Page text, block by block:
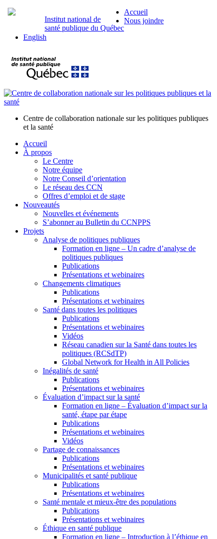
Institut national de
santé publique du Québec
Accueil
Nous joindre
English
Centre de collaboration nationale sur les politiques publiques
et la santé
Accueil
À propos
Le Centre
Notre équipe
Notre Conseil d’orientation
Le réseau des CCN
Offres d’emploi et de stage
Nouveautés
Nouvelles et événements
S’abonner au Bulletin du CCNPPS
Projets
Analyse de politiques publiques
Formation en ligne – Un cadre d’analyse de
politiques publiques
Publications
Présentations et webinaires
Changements climatiques
Publications
Présentations et webinaires
Santé dans toutes les politiques
Publications
Présentations et webinaires
Vidéos
Réseau canadien sur la Santé dans toutes les
politiques (RCSdTP)
Global Network for Health in All Policies
Inégalités de santé
Publications
Présentations et webinaires
Évaluation d’impact sur la santé
Formation en ligne – Évaluation d’impact sur la
santé, étape par étape
Publications
Présentations et webinaires
Vidéos
Partage de connaissances
Publications
Présentations et webinaires
Municipalités et santé publique
Publications
Présentations et webinaires
Santé mentale et mieux-être des populations
Publications
Présentations et webinaires
Éthique en santé publique
Formation en ligne – Introduction à l’éthique en